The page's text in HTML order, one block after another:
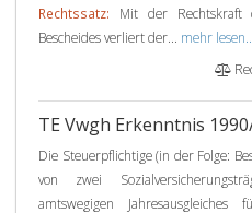
Rechtssatz: Mit der Rechtskraft
Bescheides verliert der... mehr lesen...
TE Vwgh Erkenntnis
Die Steuerpflichtige (in der Folge:
von zwei
amtswegigen